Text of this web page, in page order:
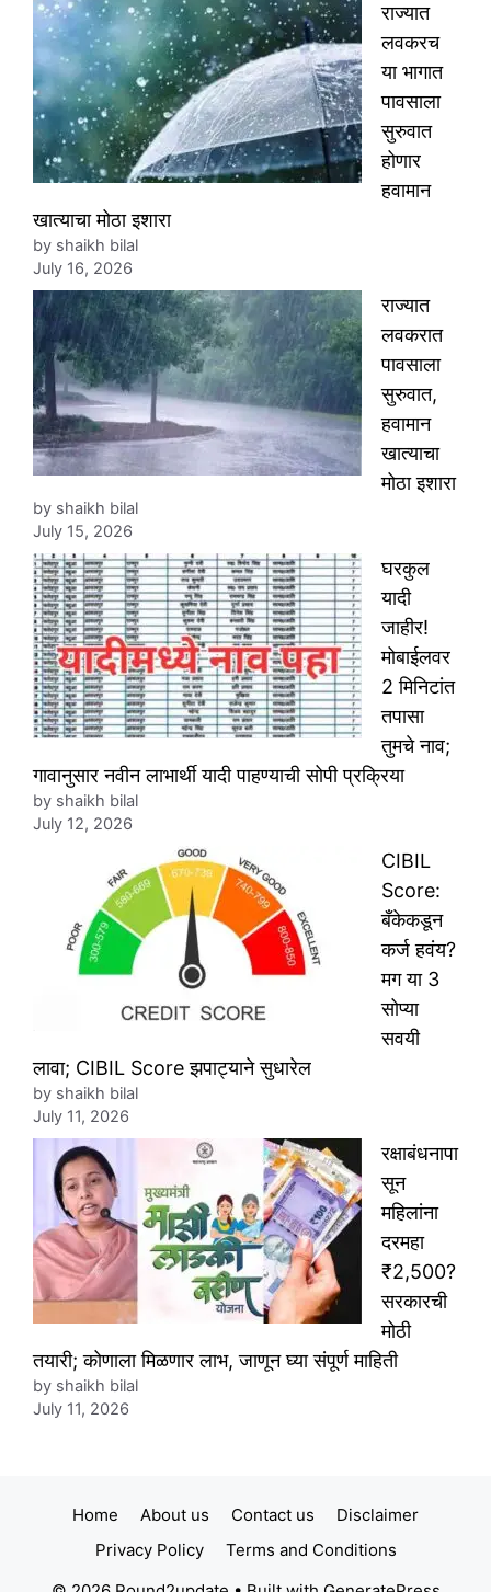
राज्यात
लवकरच
या भागात
पावसाला
सुरुवात
होणार
हवामान
खात्याचा मोठा इशारा
by shaikh bilal
July 16, 2026
राज्यात
लवकरात
पावसाला
सुरुवात,
हवामान
खात्याचा
मोठा इशारा
by shaikh bilal
July 15, 2026
घरकुल
यादी
जाहीर!
मोबाईलवर
2 मिनिटांत
तपासा
तुमचे नाव;
गावानुसार नवीन लाभार्थी यादी पाहण्याची सोपी प्रक्रिया
by shaikh bilal
July 12, 2026
CIBIL
Score:
बँकेकडून
कर्ज हवंय?
मग या 3
सोप्या
सवयी
लावा; CIBIL Score झपाट्याने सुधारेल
by shaikh bilal
July 11, 2026
रक्षाबंधनापा
सून
महिलांना
दरमहा
₹2,500?
सरकारची
मोठी
तयारी; कोणाला मिळणार लाभ, जाणून घ्या संपूर्ण माहिती
by shaikh bilal
July 11, 2026
Home About us Contact us
Disclaimer
Privacy Policy
Terms and Conditions